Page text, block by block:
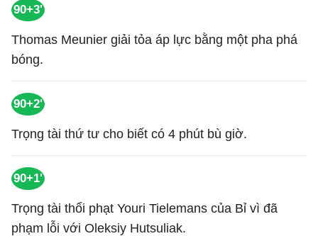
90+3'
Thomas Meunier giải tỏa áp lực bằng một pha phá
bóng.
90+2'
Trọng tài thứ tư cho biết có 4 phút bù giờ.
90+1'
Trọng tài thổi phạt Youri Tielemans của Bỉ vì đã
phạm lỗi với Oleksiy Hutsuliak.